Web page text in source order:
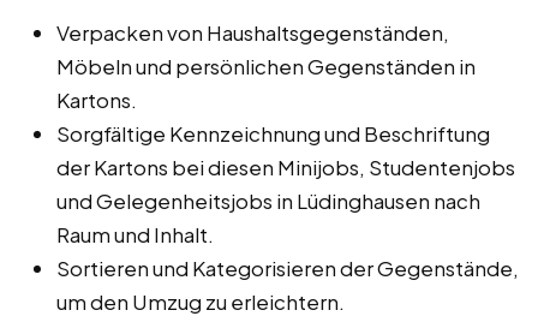
Verpacken von Haushaltsgegenständen,
Möbeln und persönlichen Gegenständen in
Kartons.
Sorgfältige Kennzeichnung und Beschriftung
der Kartons bei diesen Minijobs, Studentenjobs
und Gelegenheitsjobs in Lüdinghausen nach
Raum und Inhalt.
Sortieren und Kategorisieren der Gegenstände,
um den Umzug zu erleichtern.